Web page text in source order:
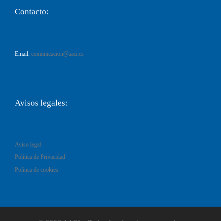
Contacto:
Email: comunicacion@aaci.es
Avisos legales:
Aviso legal
Política de Privacidad
Política de cookies